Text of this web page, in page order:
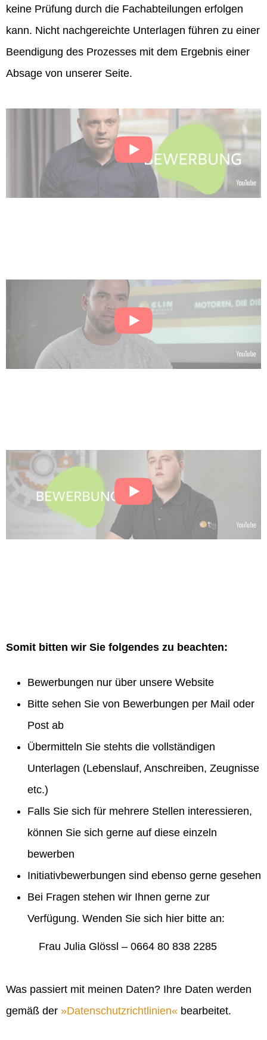
keine Prüfung durch die Fachabteilungen erfolgen
kann. Nicht nachgereichte Unterlagen führen zu einer
Beendigung des Prozesses mit dem Ergebnis einer
Absage von unserer Seite.
Somit bitten wir Sie folgendes zu beachten:
Bewerbungen nur über unsere Website
Bitte sehen Sie von Bewerbungen per Mail oder
Post ab
Übermitteln Sie stehts die vollständigen
Unterlagen (Lebenslauf, Anschreiben, Zeugnisse
etc.)
Falls Sie sich für mehrere Stellen interessieren,
können Sie sich gerne auf diese einzeln
bewerben
Initiativbewerbungen sind ebenso gerne gesehen
Bei Fragen stehen wir Ihnen gerne zur
Verfügung. Wenden Sie sich hier bitte an:
Frau Julia Glössl – 0664 80 838 2285
Was passiert mit meinen Daten? Ihre Daten werden
gemäß der
Datenschutzrichtlinien bearbeitet.